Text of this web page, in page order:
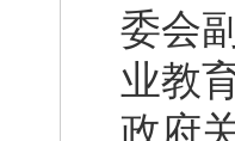
委会
业教
政府